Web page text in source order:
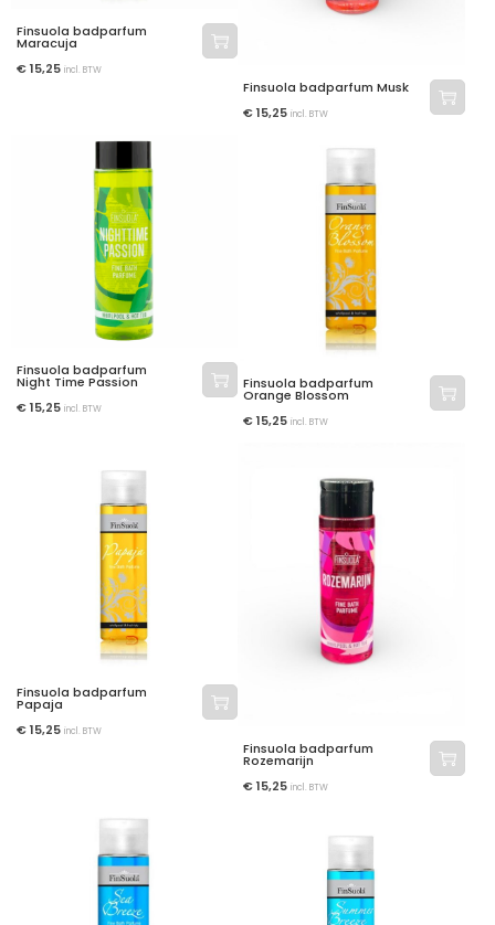
Finsuola badparfum
Maracuja
€15,25 incl. BTW
Finsuola badparfum Musk
€15,25 incl. BTW
Finsuola badparfum
Night Time Passion
€15,25 incl. BTW
Finsuola badparfum
Orange Blossom
€15,25 incl. BTW
Finsuola badparfum
Papaja
€15,25 incl. BTW
Finsuola badparfum
Rozemarijn
€15,25 incl. BTW